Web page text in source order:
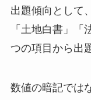
出題傾向として、
「土地白書」「
つの項目から出
数値の暗記では